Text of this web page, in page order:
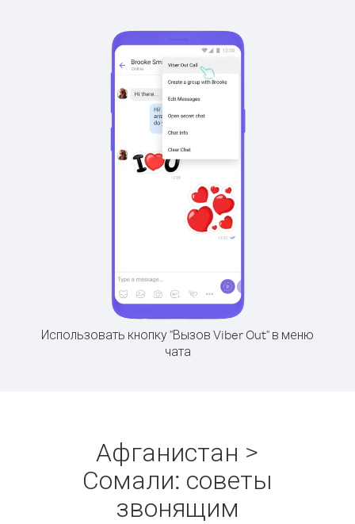
Использовать кнопку "Вызов Viber Out" в меню
чата
Афганистан >
Сомали: советы
звонящим